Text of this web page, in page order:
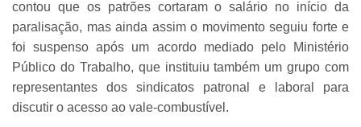
contou que os patrões cortaram o salário no início da
paralisação, mas ainda assim o movimento seguiu forte e
foi suspenso após um acordo mediado pelo Ministério
Público do Trabalho, que instituiu também um grupo com
representantes dos sindicatos patronal e laboral para
discutir o acesso ao vale-combustível.